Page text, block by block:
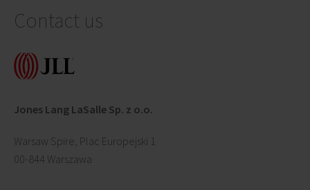
Contact us
Jones Lang LaSalle Sp. z o.o.
Warsaw Spire, Plac Europejski 1
00-844 Warszawa